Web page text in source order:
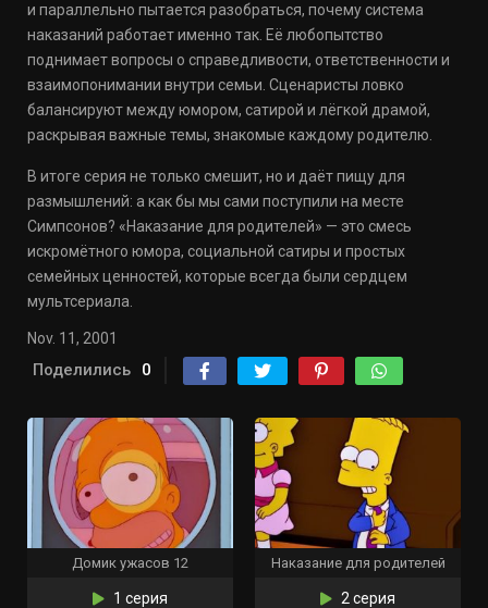
и параллельно пытается разобраться, почему система
наказаний работает именно так. Её любопытство
поднимает вопросы о справедливости, ответственности и
взаимопонимании внутри семьи. Сценаристы ловко
балансируют между юмором, сатирой и лёгкой драмой,
раскрывая важные темы, знакомые каждому родителю.
В итоге серия не только смешит, но и даёт пищу для
размышлений: а как бы мы сами поступили на месте
Симпсонов? «Наказание для родителей» — это смесь
искромётного юмора, социальной сатиры и простых
семейных ценностей, которые всегда были сердцем
мультсериала.
Nov. 11, 2001
Поделились 0
Домик ужасов 12
1 серия
Наказание для родителей
2 серия